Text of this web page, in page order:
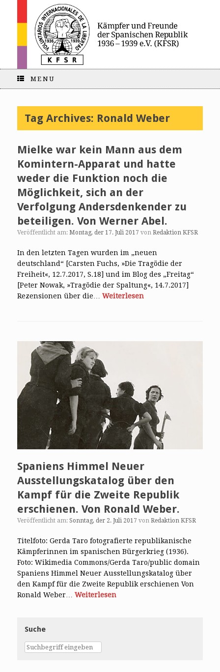
MENU
Tag Archives: Ronald Weber
Mielke war kein Mann aus dem
Komintern-Apparat und hatte
weder die Funktion noch die
Möglichkeit, sich an der
Verfolgung Andersdenkender zu
beteiligen. Von Werner Abel.
Veröffentlicht am: Montag, der 17. Juli 2017 von Redaktion KFSR
In den letzten Tagen wurden im „neuen
deutschland“ [Carsten Fuchs, »Die Tragödie der
Freiheit«, 12.7.2017, S.18] und im Blog des „Freitag“
[Peter Nowak, »Tragödie der Spaltung«, 14.7.2017]
Rezensionen über die… Weiterlesen
Spaniens Himmel Neuer
Ausstellungskatalog über den
Kampf für die Zweite Republik
erschienen. Von Ronald Weber.
Veröffentlicht am: Sonntag, der 2. Juli 2017 von Redaktion KFSR
Titelfoto: Gerda Taro fotografierte republikanische
Kämpferinnen im spanischen Bürgerkrieg (1936).
Foto: Wikimedia Commons/Gerda Taro/public domain
Spaniens Himmel Neuer Ausstellungskatalog über
den Kampf für die Zweite Republik erschienen Von
Ronald Weber… Weiterlesen
Suche